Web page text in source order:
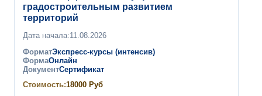
градостроительным развитием
территорий
Дата начала:11.08.2026
ФорматЭкспресс-курсы (интенсив)
ФормаОнлайн
ДокументСертификат
Стоимость:18000 Руб